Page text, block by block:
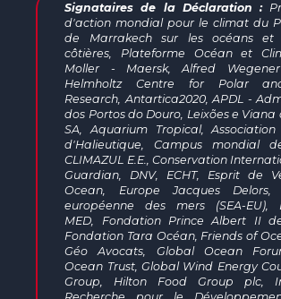
Signataires de la Déclaration :
d'action mondial pour le climat du
de Marrakech sur les océans et
côtières, Plateforme Océan et
Moller - Maersk, Alfred
Helmholtz Centre for Polar
Research, Antartica2020, APDL -
dos Portos do Douro, Leixões e Viana
SA, Aquarium Tropical, Association
d'Halieutique, Campus mondial
CLIMAZUL E.E., Conservation
Guardian, DNV, ECHT, Esprit de
Ocean, Europe Jacques Delors,
européenne des mers (SEA-EU),
MED, Fondation Prince Albert II
Fondation Tara Océan, Friends of
Géo Avocats, Global Ocean
Ocean Trust, Global Wind Energy
Group, Hilton Food Group plc,